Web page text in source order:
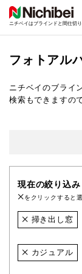
ニチベイはブラインドと間仕切
フォトアル
ニチベイのブライ
検索もできますの
現在の絞り込み
をクリックすると
掃き出し窓
カジュアル